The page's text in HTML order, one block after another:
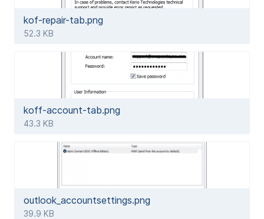
kof-repair-tab.png
52.3 KB
koff-account-tab.png
43.3 KB
outlook_accountsettings.png
39.9 KB